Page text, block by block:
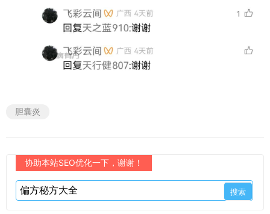
胆囊炎
协助本站SEO优化一下，谢谢！